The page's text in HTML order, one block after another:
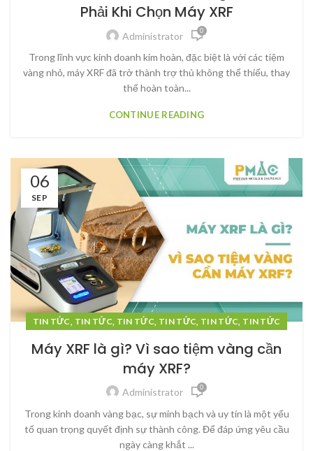
Phải Khi Chọn Máy XRF
Administrator 0
Trong lĩnh vực kinh doanh kim hoàn, đặc biệt là với các tiệm
vàng nhỏ, máy XRF đã trở thành trợ thủ không thể thiếu, thay
thế hoàn toàn...
CONTINUE READING
06
SEP
TIN TỨC, TIN TỨC, TIN TỨC, TIN TỨC, TIN TỨC, TIN TỨC
Máy XRF là gì? Vì sao tiệm vàng cần
máy XRF?
Administrator 0
Trong kinh doanh vàng bạc, sự minh bạch và uy tín là một yếu
tố quan trọng quyết định sự thành công. Để đáp ứng yêu cầu
ngày càng khắt ...